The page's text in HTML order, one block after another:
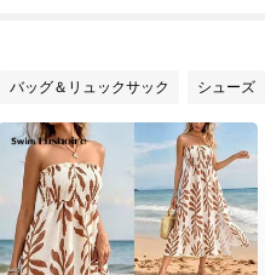
バッグ＆リュックサック シューズ